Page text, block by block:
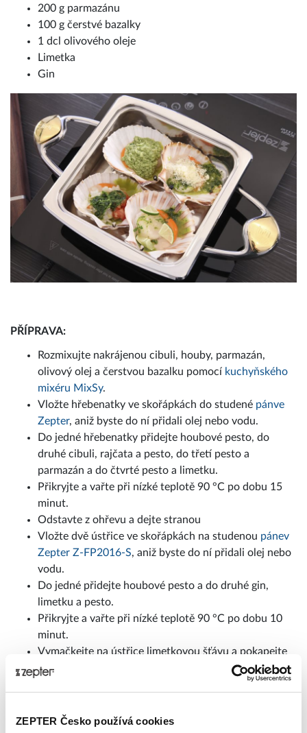
ZEPTER Česko používá cookies
200 g parmazánu
100 g čerstvé bazalky
1 dcl olivového oleje
Limetka
Gin
PŘÍPRAVA:
Rozmixujte nakrájenou cibuli, houby, parmazán,
olivový olej a čerstvou bazalku pomocí kuchyňského
mixéru MixSy.
Vložte hřebenatky ve skořápkách do studené pánve
Zepter, aniž byste do ní přidali olej nebo vodu.
Do jedné hřebenatky přidejte houbové pesto, do
druhé cibuli, rajčata a pesto, do třetí pesto a
parmazán a do čtvrté pesto a limetku.
Přikryjte a vařte při nízké teplotě 90 °C po dobu 15
minut.
Odstavte z ohřevu a dejte stranou
Vložte dvě ústřice ve skořápkách na studenou pánev
Zepter Z-FP2016-S, aniž byste do ní přidali olej nebo
vodu.
Do jedné přidejte houbové pesto a do druhé gin,
limetku a pesto.
Přikryjte a vařte při nízké teplotě 90 °C po dobu 10
minut.
Vymačkejte na ústřice limetkovou šťávu a pokapejte
je olivovým olejem.
Šéfkuchařka Petra Geric